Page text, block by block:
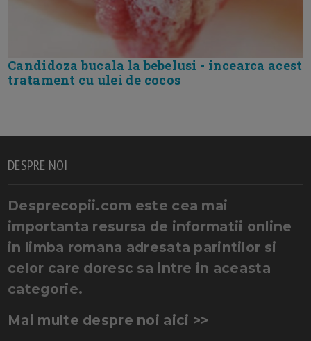
Candidoza bucala la bebelusi - incearca acest
tratament cu ulei de cocos
DESPRE NOI
Desprecopii.com este cea mai
importanta resursa de informatii online
in limba romana adresata parintilor si
celor care doresc sa intre in aceasta
categorie.
Mai multe despre noi aici >>